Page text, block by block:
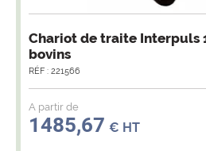
Chariot de traite Interpuls
bovins
RÉF : 221566
A partir de
1485,67 € HT